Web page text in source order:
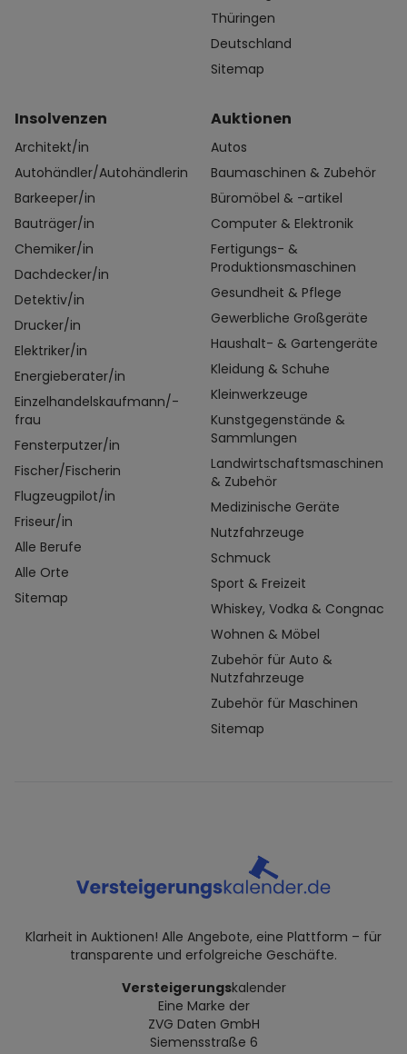
Thüringen
Deutschland
Sitemap
Insolvenzen
Architekt/in
Autohändler/Autohändlerin
Barkeeper/in
Bauträger/in
Chemiker/in
Dachdecker/in
Detektiv/in
Drucker/in
Elektriker/in
Energieberater/in
Einzelhandelskaufmann/-
frau
Fensterputzer/in
Fischer/Fischerin
Flugzeugpilot/in
Friseur/in
Alle Berufe
Alle Orte
Sitemap
Auktionen
Autos
Baumaschinen & Zubehör
Büromöbel & -artikel
Computer & Elektronik
Fertigungs- &
Produktionsmaschinen
Gesundheit & Pflege
Gewerbliche Großgeräte
Haushalt- & Gartengeräte
Kleidung & Schuhe
Kleinwerkzeuge
Kunstgegenstände &
Sammlungen
Landwirtschaftsmaschinen
& Zubehör
Medizinische Geräte
Nutzfahrzeuge
Schmuck
Sport & Freizeit
Whiskey, Vodka & Congnac
Wohnen & Möbel
Zubehör für Auto &
Nutzfahrzeuge
Zubehör für Maschinen
Sitemap
Klarheit in Auktionen! Alle Angebote, eine Plattform – für
transparente und erfolgreiche Geschäfte.
Versteigerungskalender
Eine Marke der
ZVG Daten GmbH
Siemensstraße 6